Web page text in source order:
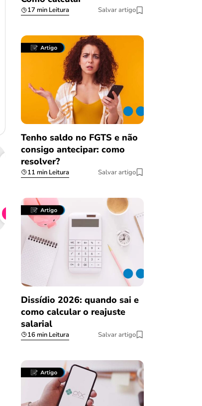
17 min Leitura Salvar artigo
Tenho saldo no FGTS e não
consigo antecipar: como
resolver?
11 min Leitura Salvar artigo
Dissídio 2026: quando sai e
como calcular o reajuste
salarial
16 min Leitura Salvar artigo